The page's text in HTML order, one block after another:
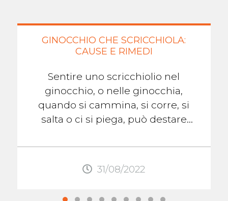
GINOCCHIO CHE SCRICCHIOLA:
CAUSE E RIMEDI
Sentire uno scricchiolio nel
ginocchio, o nelle ginocchia,
quando si cammina, si corre, si
salta o ci si piega, può destare
gonfiore, o ...
31/08/2022